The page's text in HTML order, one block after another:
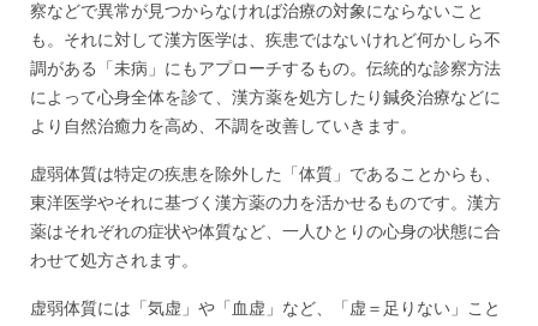
察などで異常が見つからなければ治療の対象にならないこと
も。それに対して漢方医学は、疾患ではないけれど何かしら不
調がある「未病」にもアプローチするもの。伝統的な診察方法
によって心身全体を診て、漢方薬を処方したり鍼灸治療などに
より自然治癒力を高め、不調を改善していきます。
虚弱体質は特定の疾患を除外した「体質」であることからも、
東洋医学やそれに基づく漢方薬の力を活かせるものです。漢方
薬はそれぞれの症状や体質など、一人ひとりの心身の状態に合
わせて処方されます。
虚弱体質には「気虚」や「血虚」など、「虚＝足りない」こと